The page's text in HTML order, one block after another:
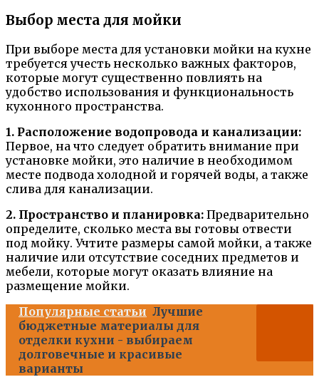
Выбор места для мойки
При выборе места для установки мойки на кухне
требуется учесть несколько важных факторов,
которые могут существенно повлиять на
удобство использования и функциональность
кухонного пространства.
1. Расположение водопровода и канализации:
Первое, на что следует обратить внимание при
установке мойки, это наличие в необходимом
месте подвода холодной и горячей воды, а также
слива для канализации.
2. Пространство и планировка: Предварительно
определите, сколько места вы готовы отвести
под мойку. Учтите размеры самой мойки, а также
наличие или отсутствие соседних предметов и
мебели, которые могут оказать влияние на
размещение мойки.
Популярные статьи Лучшие
бюджетные материалы для
отделки кухни - выбираем
долговечные и красивые
варианты